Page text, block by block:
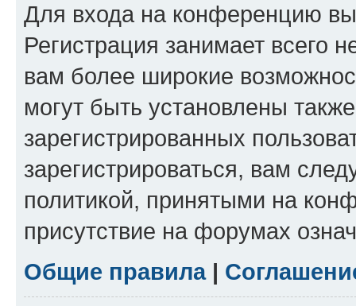
Для входа на конференцию
Регистрация занимает всего
вам более широкие
могут быть установлены
зарегистрированных
зарегистрироваться, вам
политикой, принятыми на
присутствие на форумах
Общие правила|